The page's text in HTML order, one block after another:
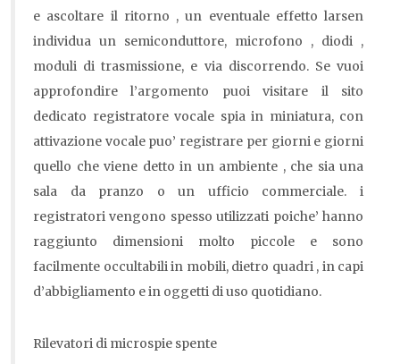
e ascoltare il ritorno , un eventuale effetto larsen
individua un semiconduttore, microfono , diodi ,
moduli di trasmissione, e via discorrendo. Se vuoi
approfondire l’argomento puoi visitare il sito
dedicato registratore vocale spia in miniatura, con
attivazione vocale puo’ registrare per giorni e giorni
quello che viene detto in un ambiente , che sia una
sala da pranzo o un ufficio commerciale. i
registratori vengono spesso utilizzati poiche’ hanno
raggiunto dimensioni molto piccole e sono
facilmente occultabili in mobili, dietro quadri , in capi
d’abbigliamento e in oggetti di uso quotidiano.
Rilevatori di microspie spente